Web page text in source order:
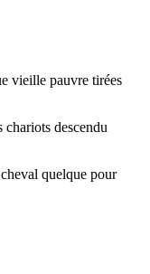
vieille pauvre tirées
descendu
quelque pour